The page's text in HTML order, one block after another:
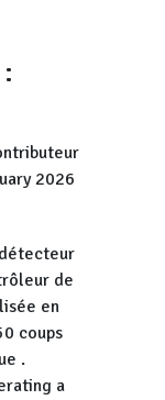
2026
de
en
coups
.
a